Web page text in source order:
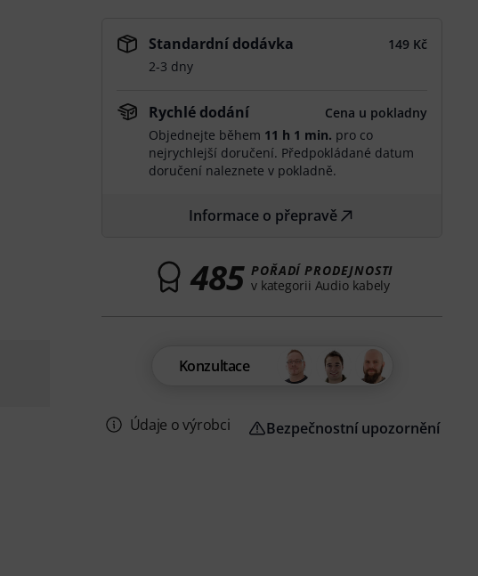
Standardní dodávka
149 Kč
2-3 dny
Rychlé dodání
Cena u pokladny
Objednejte během 11 h 1 min. pro co
nejrychlejší doručení. Předpokládané datum
doručení naleznete v pokladně.
Informace o přepravě
485 POŘADÍ PRODEJNOSTI
v kategorii Audio kabely
Konzultace
Údaje o výrobci Bezpečnostní upozornění